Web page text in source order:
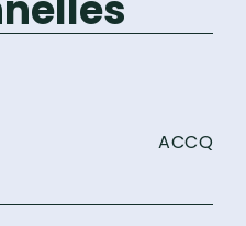
ACCQ